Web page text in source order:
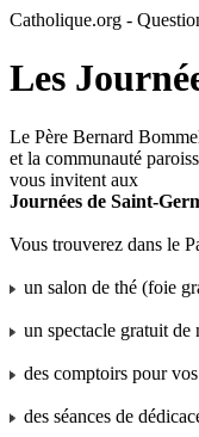
Catholique.org -
Les
Le Père Bernard
et la communauté
vous invitent aux
Journées de Saint-
Vous trouverez dans le
un salon de thé (foie
un spectacle gratuit de
des comptoirs pour
des séances de